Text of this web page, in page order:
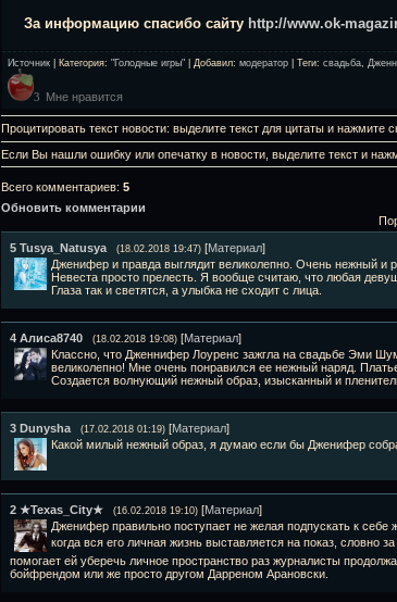
За информацию спасибо сайту http://www.ok-
Источник Категория: "Голодные игры" Добавил: модератор Теги: свадьба
3 Мне нравится
Процитировать текст новости: выделите текст для цитаты и нажмите
Если Вы нашли ошибку или опечатку в новости, выделите текст и
Всего комментариев: 5
Обновить комментарии
5 Tusya_Natusya (18.02.2018 19:47) [Материал]
Дженифер и правда выглядит великолепно. Очень нежный и
Невеста просто прелесть. Я вообще считаю, что любая
Глаза так и светятся, а улыбка не сходит с лица.
4 Алиса8740 (18.02.2018 19:08) [Материал]
Классно, что Дженнифер Лоуренс зажгла на свадьбе Эми
великолепно! Мне очень понравился ее нежный наряд.
Создается волнующий нежный образ, изысканный и
3 Dunysha (17.02.2018 01:19) [Материал]
Какой милый нежный образ, я думаю если бы Дженифер
2 ★Texas_City★ (16.02.2018 19:10) [Материал]
Дженифер правильно поступает не желая подпускать к себе
когда вся его личная жизнь выставляется на показ, словно
помогает ей уберечь личное пространство раз журналисты
бойфрендом или же просто другом Дарреном Арановски.